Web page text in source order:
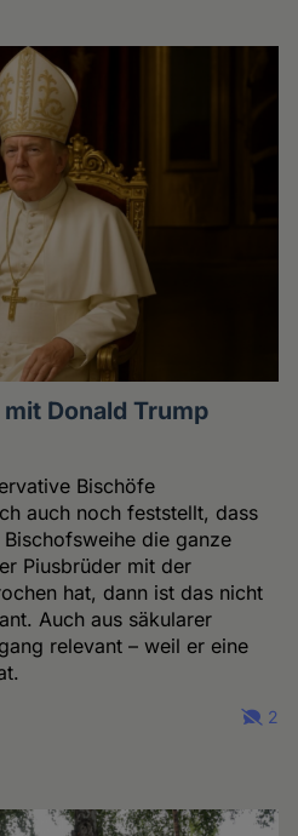
Donald Trump
Bischöfe
auch noch feststellt, dass
die ganze
Piusbrüder mit der
hat, dann ist das nicht
Auch aus säkularer
relevant – weil er eine
2